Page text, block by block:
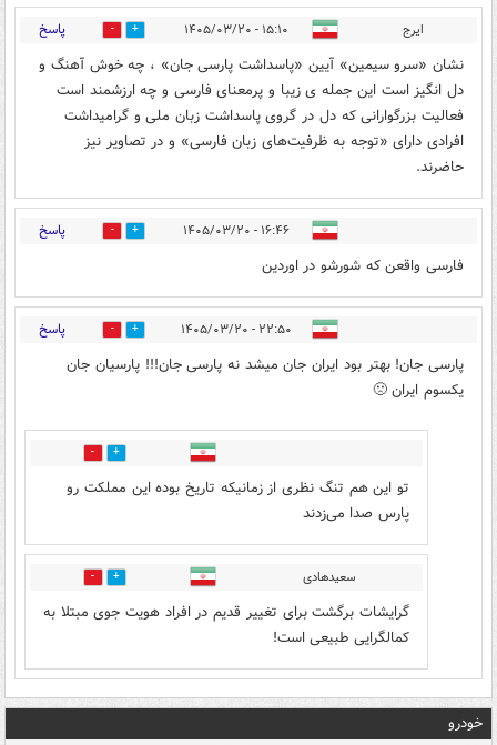
ایرج ۱۵:۱۰ - ۱۴۰۵/۰۳/۲۰ 5 پاسخ
نشان «سرو سیمین» آیین «پاسداشت پارسی‌ جان» ، چه خوش آهنگ و
دل انگیز است این جمله ی زیبا و پرمعنای فارسی و چه ارزشمند است
فعالیت بزرگوارانی که دل در گروی پاسداشت زبان ملی و گرامیداشت
افرادی دارای «توجه به ظرفیت‌های زبان فارسی» و در تصاویر نیز
حاضرند.
۱۶:۴۶ - ۱۴۰۵/۰۳/۲۰ 1 پاسخ
فارسی واقعن که شورشو در اوردین
۲۲:۵۰ - ۱۴۰۵/۰۳/۲۰ 1 پاسخ
پارسی جان! بهتر بود ایران جان میشد نه پارسی جان!!! پارسیان جان
یکسوم ایران 🙁
1
تو این هم تنگ نظری از زمانیکه تاریخ بوده این مملکت رو
پارس صدا می‌زدند
سعیدهادی 0
گرایشات برگشت برای تغییر قدیم در افراد هویت جوی مبتلا به
کمالگرایی طبیعی است!
خودرو